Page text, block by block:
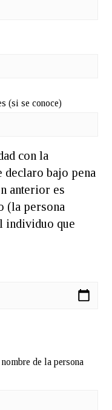
(si se conoce)
con la
declaro bajo pena
anterior es
(la persona
individuo que
de la persona